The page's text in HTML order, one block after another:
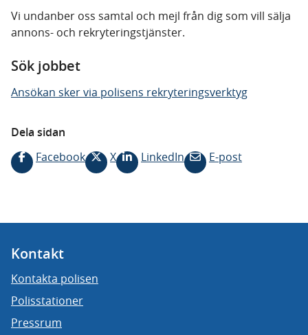
Vi undanber oss samtal och mejl från dig som vill sälja
annons- och rekryteringstjänster.
Sök jobbet
Ansökan sker via polisens rekryteringsverktyg
Dela sidan
Facebook
X LinkedIn E-post
Kontakt
Kontakta polisen
Polisstationer
Pressrum